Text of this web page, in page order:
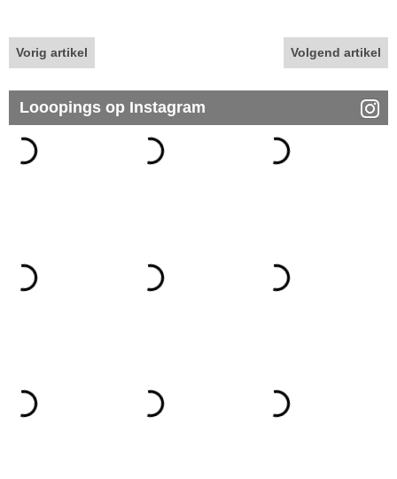
Vorig artikel Volgend artikel
Looopings op Instagram